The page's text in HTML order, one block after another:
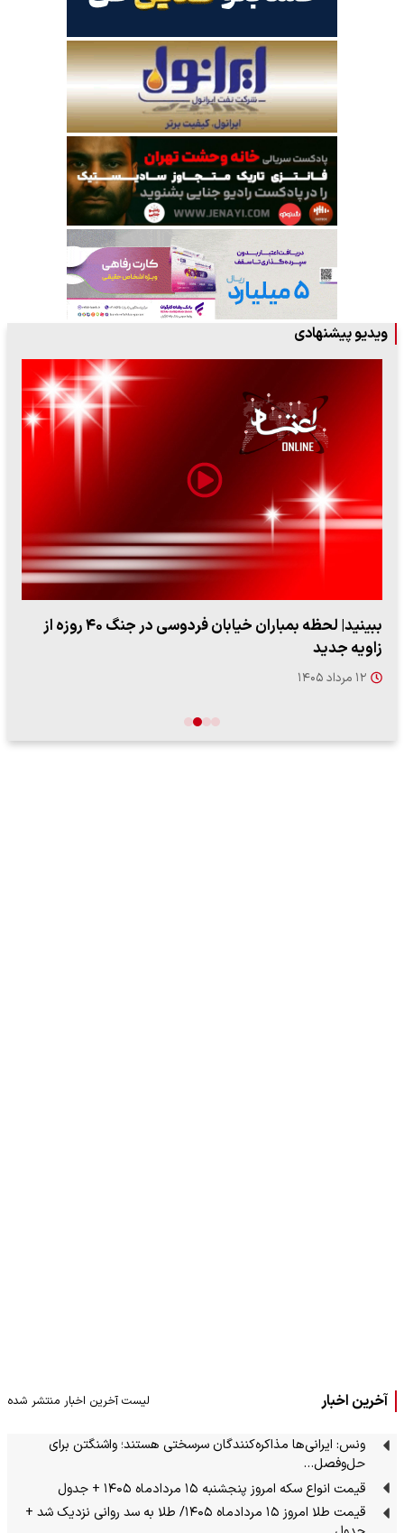
ویدیو پیشنهادی
ببینید| لحظه بمباران خیابان فردوسی در جنگ ۴۰ روزه از
زاویه جدید
۱۲ مرداد ۱۴۰۵
آخرین اخبار لیست آخرین اخبار منتشر شده
ونس: ایرانی‌ها مذاکره‌کنندگان سرسختی هستند؛ واشنگتن برای
حل‌وفصل…
قیمت انواع سکه امروز پنجشنبه ۱۵ مردادماه ۱۴۰۵ + جدول
قیمت طلا امروز ۱۵ مردادماه ۱۴۰۵/ طلا به سد روانی نزدیک شد +